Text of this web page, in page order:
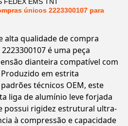
únicos 2223300107 para
alta qualidade de compra
é uma peça
dianteira compatível com
em estrita
técnicos OEM, este
liga de alumínio leve forjada
possui rigidez estrutural ultra-
à compressão e capacidade